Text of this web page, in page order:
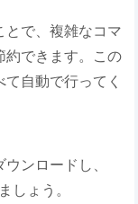
とで、複雑なコマ
約できます。この
自動で行ってく
ンロードし、
しょう。